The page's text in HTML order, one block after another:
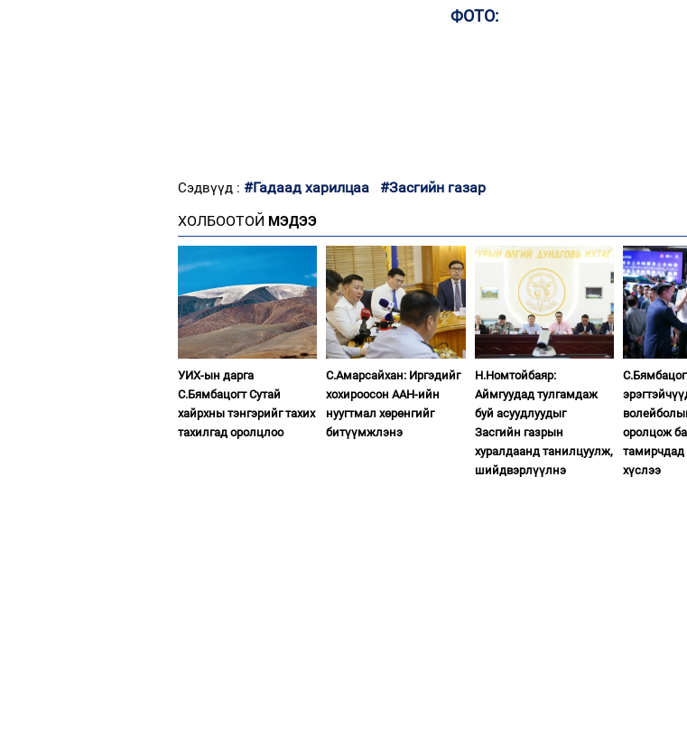
ФОТО:
Сэдвүүд : #Гадаад харилцаа
#Засгийн газар
ХОЛБООТОЙ МЭДЭЭ
УИХ-ын дарга
С.Бямбацогт Сутай
хайрхны тэнгэрийг тахих
тахилгад оролцлоо
С.Амарсайхан: Иргэдийг
хохироосон ААН-ийн
нуугтмал хөрөнгийг
битүүмжлэнэ
Н.Номтойбаяр:
Аймгуудад тулгамдаж
буй асуудлуудыг
Засгийн газрын
хуралдаанд танилцуулж,
шийдвэрлүүлнэ
оролцож
хүслээ